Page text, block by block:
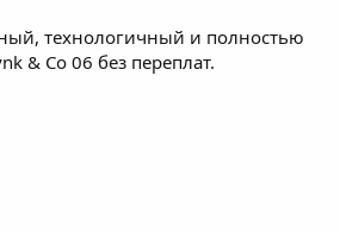
технологичный и полностью
& Co 06 без переплат.